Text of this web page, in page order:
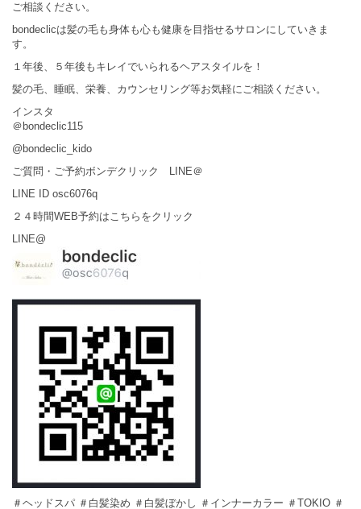
ご相談ください。
bondeclicは髪の毛も身体も心も健康を目指せるサロンにしていきま
す。
１年後、５年後もキレイでいられるヘアスタイルを！
髪の毛、睡眠、栄養、カウンセリング等お気軽にご相談ください。
インスタ
＠bondeclic115
@bondeclic_kido
ご質問・ご予約ボンデクリック LINE＠
LINE ID osc6076q
２４時間WEB予約はこちらをクリック
LINE@
＃ヘッドスパ ＃白髪染め ＃白髪ぼかし ＃インナーカラー ＃TOKIO ＃